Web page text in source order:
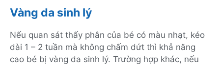
Vàng da sinh lý
Nếu quan sát thấy phân của bé có màu nhạt, kéo
dài 1 – 2 tuần mà không chấm dứt thì khả năng
cao bé bị vàng da sinh lý. Trường hợp khác, nếu